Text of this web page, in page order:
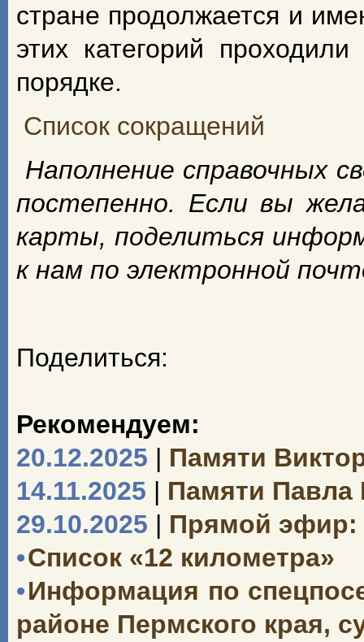
стране продолжается и
этих категорий
порядке.
Список сокращений
Наполнение справочных
постепенно. Если вы
карты, поделиться
к нам по электронной
Поделиться:
Рекомендуем:
20.12.2025 | Памяти
14.11.2025 | Памяти Павла
29.10.2025 | Прямой эфир:
•Список «12 километра»
•Информация по
районе Пермского края,